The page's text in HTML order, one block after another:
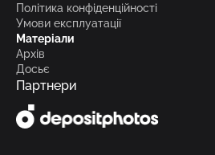
Політика конфіденційності
Умови експлуатації
Матеріали
Архів
Досьє
Партнери